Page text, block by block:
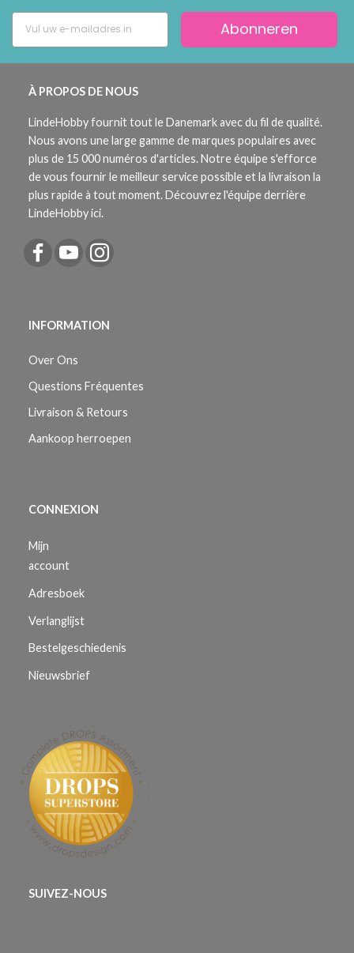
Abonneren
À PROPOS DE NOUS
LindeHobby fournit tout le Danemark avec du fil de qualité.
Nous avons une large gamme de marques populaires avec
plus de 15 000 numéros d'articles. Notre équipe s'efforce
de vous fournir le meilleur service possible et la livraison la
plus rapide à tout moment. Découvrez l'équipe derrière
LindeHobby ici.
INFORMATION
Over Ons
Questions Fréquentes
Livraison & Retours
Aankoop herroepen
CONNEXION
Mijn
account
Adresboek
Verlanglijst
Bestelgeschiedenis
Nieuwsbrief
SUIVEZ-NOUS